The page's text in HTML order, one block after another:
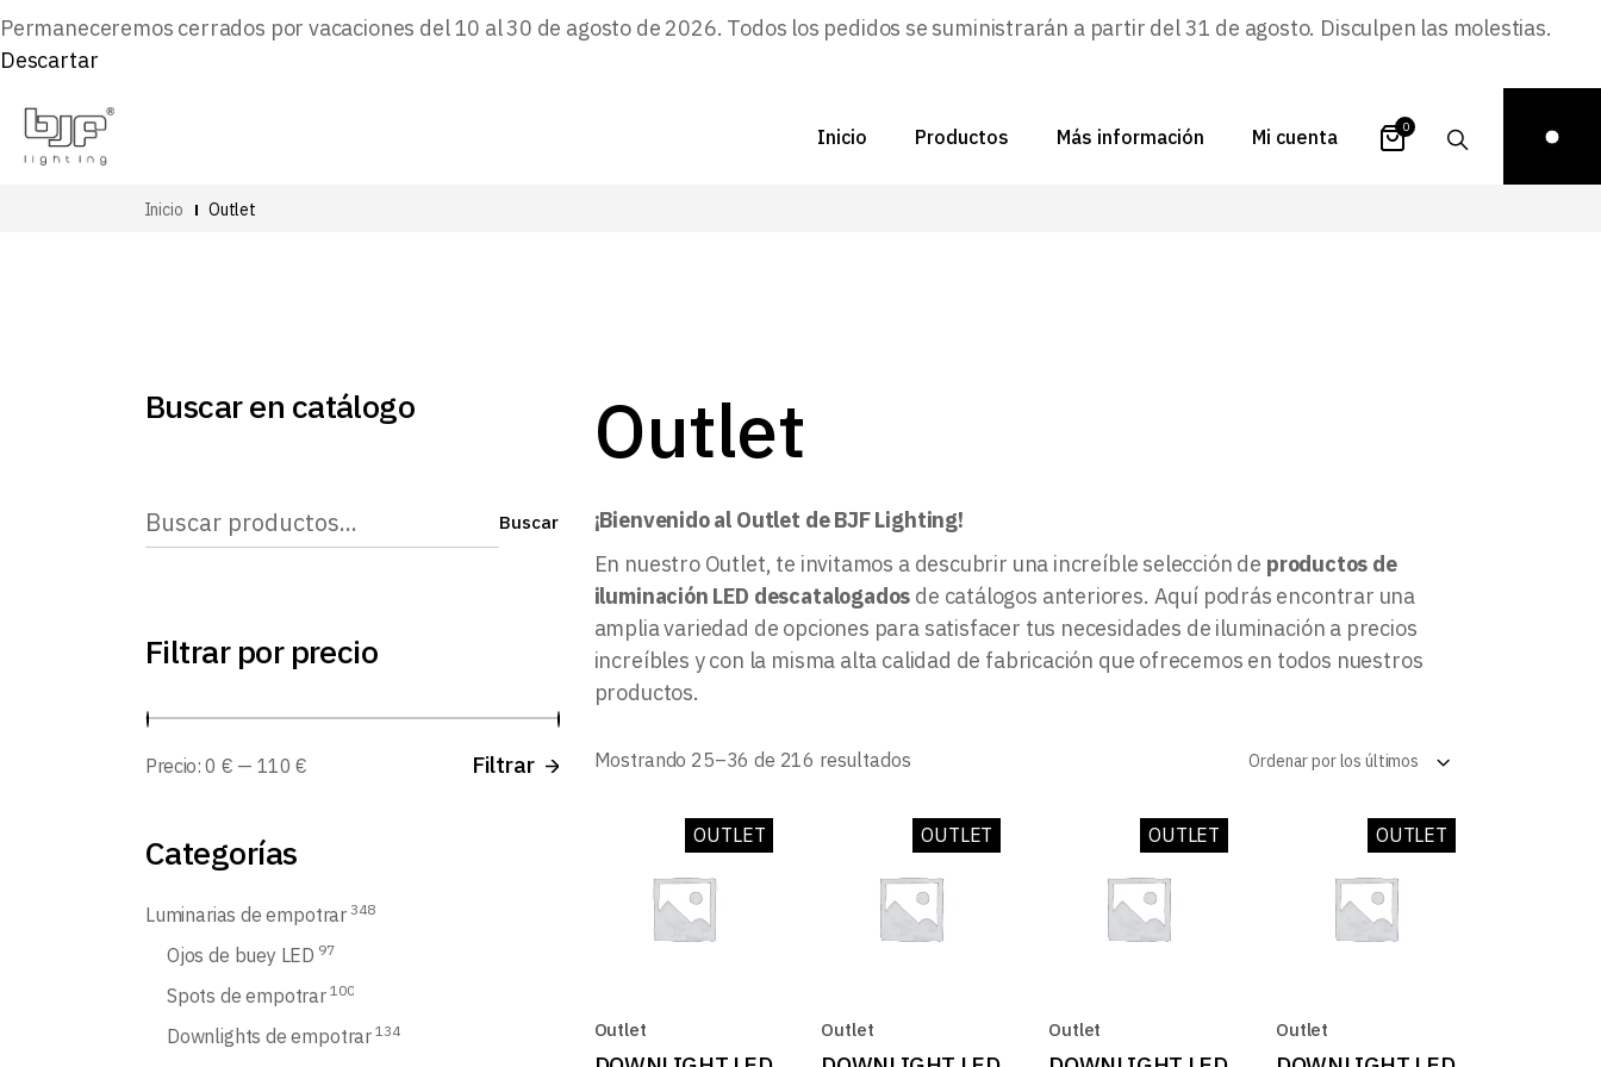
Permaneceremos cerrados por vacaciones del 10 al 30 de agosto de 2026. Todos los pedidos se suministrarán a partir del 31 de agosto. Disculpen las molestias.
Descartar
Inicio Productos Más información Mi cuenta 0
Inicio Outlet
Outlet
¡Bienvenido al Outlet de BJF Lighting!
En nuestro Outlet, te invitamos a descubrir una increíble selección de productos de
iluminación LED descatalogados de catálogos anteriores. Aquí podrás encontrar una
amplia variedad de opciones para satisfacer tus necesidades de iluminación a precios
increíbles y con la misma alta calidad de fabricación que ofrecemos en todos nuestros
productos.
Mostrando 25–36 de 216 resultadosOrdenado
últimos
Ordenar por los últimos
OUTLET
Outlet
OUTLET
Outlet
OUTLET
Outlet
OUTLET
Outlet
Buscar en catálogo
Buscar Buscar
Filtrar por precio
Precio
mínimo
Precio
máximo
Filtrar
Precio:0 € — 110 €
Categorías
Luminarias de empotrar 348
Ojos de buey LED 97
Spots de empotrar 100
Downlights de empotrar 134